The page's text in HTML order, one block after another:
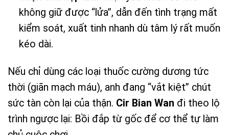
không giữ được “lửa”, dẫn đến tình trạng mất
kiểm soát, xuất tinh nhanh dù tâm lý rất muốn
kéo dài.
Nếu chỉ dùng các loại thuốc cường dương tức
thời (giãn mạch máu), anh đang “vắt kiệt” chút
sức tàn còn lại của thận. Cir Bian Wan đi theo lộ
trình ngược lại: Bồi đắp từ gốc để cơ thể tự làm